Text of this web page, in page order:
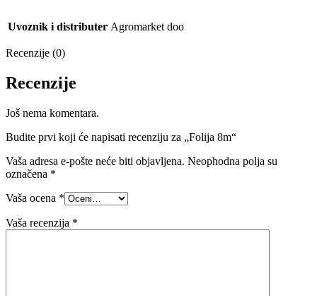
Uvoznik i distributer Agromarket doo
Recenzije (0)
Recenzije
Još nema komentara.
Budite prvi koji će napisati recenziju za „Folija 8m“
Vaša adresa e-pošte neće biti objavljena. Neophodna polja su
označena *
Vaša ocena *
Vaša recenzija *